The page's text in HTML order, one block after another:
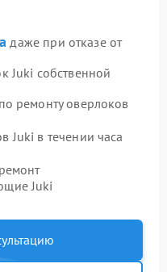
даже при отказе от
Juki собственной
ремонту оверлоков
Juki в течении часа
Juki